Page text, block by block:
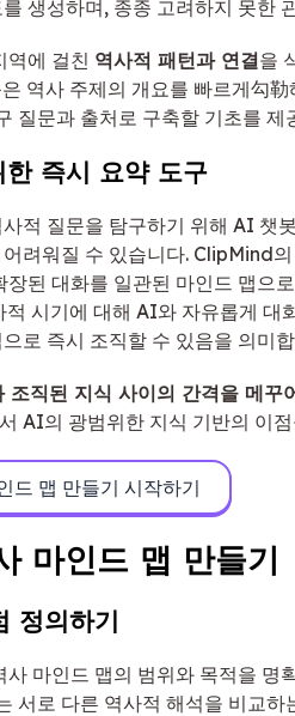
생성하며, 종종 고려하지 못한
역에 걸친 역사적 패턴과 연결을
역사 주제의 개요를 빠르게勾
질문과 출처로 구축할 기초를 제
즉시 요약 도구
적 질문을 탐구하기 위해 AI 챗
려워질 수 있습니다. ClipMind
장된 대화를 일관된 마인드 맵으
적 시기에 대해 AI와 자유롭게 대
로 즉시 조직할 수 있음을 의미
조직된 지식 사이의 간격을 메꾸
AI의 광범위한 지식 기반의 이
드 맵 만들기 시작하기
마인드 맵 만들기
정의하기
마인드 맵의 범위와 목적을 명
서로 다른 역사적 해석을 비교